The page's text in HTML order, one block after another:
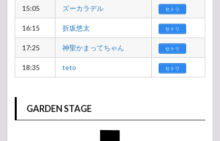
15:05 ズーカラデル セトリ
16:15 折坂悠太 セトリ
17:25 神聖かまってちゃん セトリ
18:35 teto セトリ
GARDEN STAGE